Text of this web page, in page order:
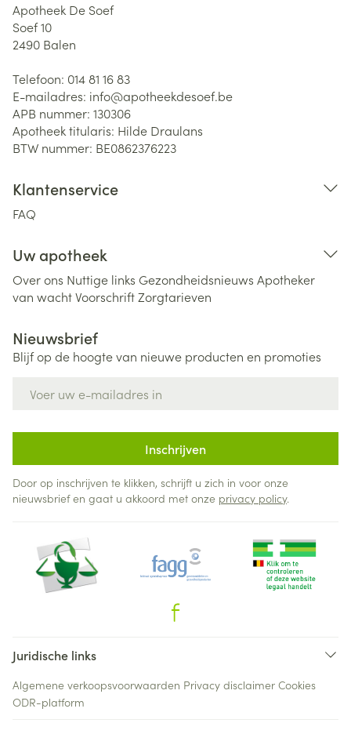
Apotheek De Soef
Soef 10
2490 Balen
Telefoon: 014 81 16 83
E-mailadres: info@apotheekdesoef.be
APB nummer: 130306
Apotheek titularis: Hilde Draulans
BTW nummer: BE0862376223
Klantenservice
FAQ
Uw apotheek
Over ons Nuttige links Gezondheidsnieuws Apotheker
van wachtVoorschriftZorgtarieven
Nieuwsbrief
Blijf op de hoogte van nieuwe producten en promoties
Inschrijven
Door op inschrijven te klikken, schrijft u zich in voor onze
nieuwsbrief en gaat u akkoord met onze privacy policy.
Juridische links
Algemene verkoopsvoorwaarden Privacy disclaimer Cookies
ODR-platform